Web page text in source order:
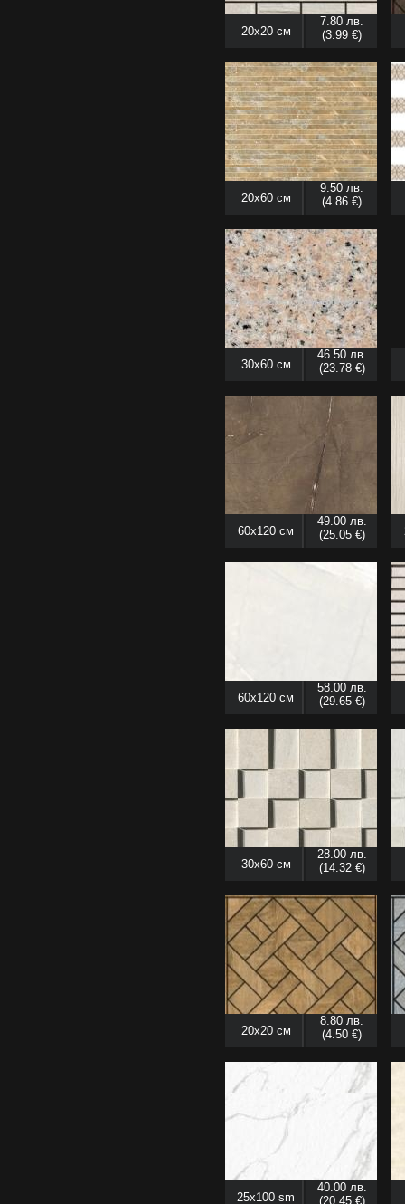
20x20 см
7.80 лв.
(3.99 €)
20x60 см
9.50 лв.
(4.86 €)
30x60 см
46.50 лв.
(23.78 €)
60x120 см
49.00 лв.
(25.05 €)
60x120 см
58.00 лв.
(29.65 €)
30x60 см
28.00 лв.
(14.32 €)
20x20 см
8.80 лв.
(4.50 €)
25x100 sm
40.00 лв.
(20.45 €)